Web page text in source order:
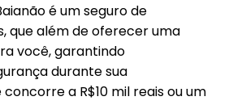
é um seguro de
que além de oferecer uma
você, garantindo
durante sua
a R$10 mil reais ou um